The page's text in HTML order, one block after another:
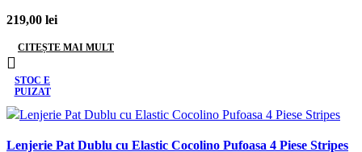
219,00 lei
CITEȘTE MAI MULT
STOC E
PUIZAT
Lenjerie Pat Dublu cu Elastic Cocolino Pufoasa 4 Piese Stripes